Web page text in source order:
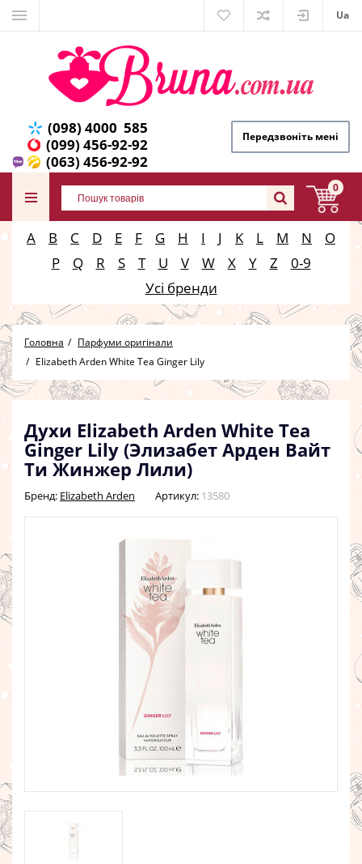
Ua
(098) 4000 585
(099) 456-92-92
(063) 456-92-92
Передзвоніть мені
0
A B C D E F G H I J K L M N
O
P
Q R S T U V W X Y Z
0-9
Усі бренди
Головна
Парфуми оригінали
Elizabeth Arden White Tea Ginger Lily
Духи Elizabeth Arden White Tea
Ginger Lily (Элизабет Арден Вайт
Ти Жинжер Лили)
Бренд: Elizabeth Arden Артикул: 13580